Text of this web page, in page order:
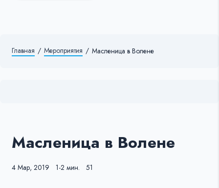
Главная / Мероприятия / Масленица в Волене
Масленица в Волене
4 Мар, 2019 1-2 мин. 51